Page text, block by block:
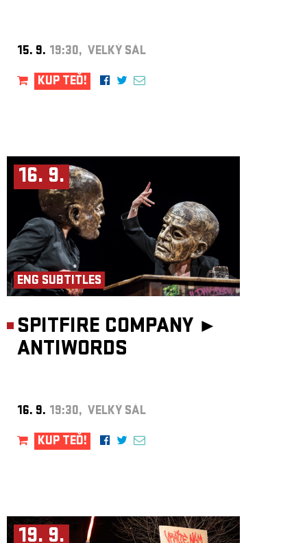
15. 9. 19:30, VELKÝ SÁL
KUP TEĎ!
16. 9.
ENG SUBTITLES
SPITFIRE COMPANY ►
ANTIWORDS
16. 9. 19:30, VELKÝ SÁL
KUP TEĎ!
19. 9.